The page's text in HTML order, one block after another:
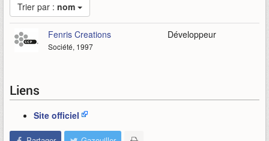
Trier par : nom
Fenris Creations
Société, 1997
Développeur
Liens
Site officiel